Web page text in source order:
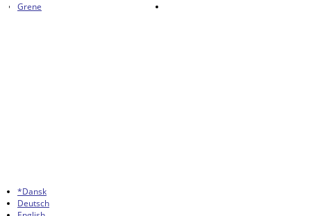
Grene
*Dansk
Deutsch